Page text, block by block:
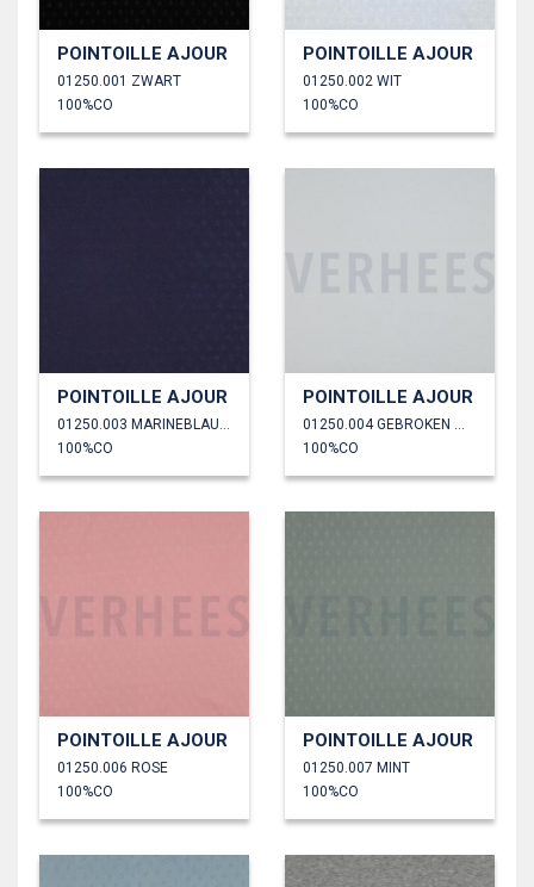
POINTOILLE AJOUR
01250.001 ZWART
100%CO
POINTOILLE AJOUR
01250.002 WIT
100%CO
POINTOILLE AJOUR
01250.003 MARINEBLAUW
100%CO
POINTOILLE AJOUR
01250.004 GEBROKEN WIT
100%CO
POINTOILLE AJOUR
01250.006 ROSE
100%CO
POINTOILLE AJOUR
01250.007 MINT
100%CO